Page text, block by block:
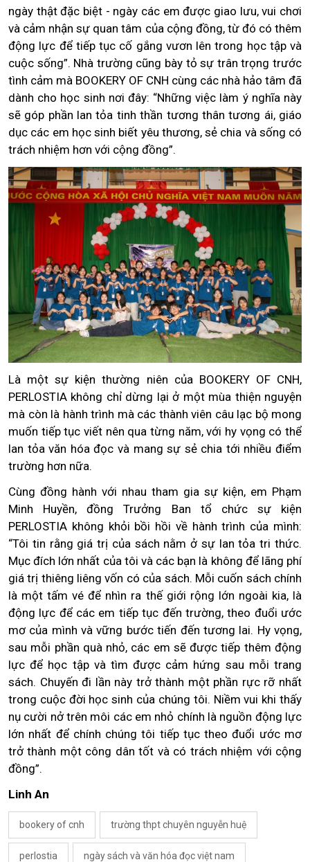
ngày thật đặc biệt - ngày các em được giao lưu, vui chơi
và cảm nhận sự quan tâm của cộng đồng, từ đó có thêm
động lực để tiếp tục cố gắng vươn lên trong học tập và
cuộc sống”. Nhà trường cũng bày tỏ sự trân trọng trước
tình cảm mà BOOKERY OF CNH cùng các nhà hảo tâm đã
dành cho học sinh nơi đây: “Những việc làm ý nghĩa này
sẽ góp phần lan tỏa tinh thần tương thân tương ái, giáo
dục các em học sinh biết yêu thương, sẻ chia và sống có
trách nhiệm hơn với cộng đồng”.
Là một sự kiện thường niên của BOOKERY OF CNH,
PERLOSTIA không chỉ dừng lại ở một mùa thiện nguyện
mà còn là hành trình mà các thành viên câu lạc bộ mong
muốn tiếp tục viết nên qua từng năm, với hy vọng có thể
lan tỏa văn hóa đọc và mang sự sẻ chia tới nhiều điểm
trường hơn nữa.
Cùng đồng hành với nhau tham gia sự kiện, em Phạm
Minh Huyền, đồng Trưởng Ban tổ chức sự kiện
PERLOSTIA không khỏi bồi hồi về hành trình của mình:
“Tôi tin rằng giá trị của sách nằm ở sự lan tỏa tri thức.
Mục đích lớn nhất của tôi và các bạn là không để lãng phí
giá trị thiêng liêng vốn có của sách. Mỗi cuốn sách chính
là một tấm vé để nhìn ra thế giới rộng lớn ngoài kia, là
động lực để các em tiếp tục đến trường, theo đuổi ước
mơ của mình và vững bước tiến đến tương lai. Hy vọng,
sau mỗi phần quà nhỏ, các em sẽ được tiếp thêm động
lực để học tập và tìm được cảm hứng sau mỗi trang
sách. Chuyến đi lần này trở thành một phần rực rỡ nhất
trong cuộc đời học sinh của chúng tôi. Niềm vui khi thấy
nụ cười nở trên môi các em nhỏ chính là nguồn động lực
lớn nhất để chính chúng tôi tiếp tục theo đuổi ước mơ
trở thành một công dân tốt và có trách nhiệm với cộng
đồng”.
Linh An
bookery of cnh trường thpt chuyên nguyễn huệ
perlostia ngày sách và văn hóa đọc việt nam